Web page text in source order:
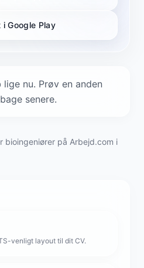
i Google Play
nu. Prøv en anden
senere.
bioingeniører på Arbejd.com i
venligt layout til dit CV.